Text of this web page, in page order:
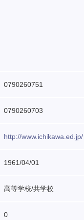
0790260751
0790260703
http://
1961/04/01
高等学校/共学校
0